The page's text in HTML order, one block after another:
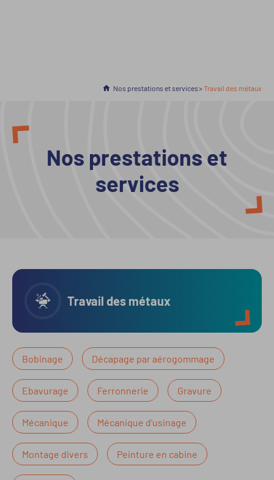
Accueil
Nos prestations et services En cours :
Travail des métaux
Nos prestations et
services
Travail des métaux
Bobinage Décapage par aérogommage
Ebavurage Ferronnerie Gravure
Mécanique Mécanique d'usinage
Montage divers Peinture en cabine